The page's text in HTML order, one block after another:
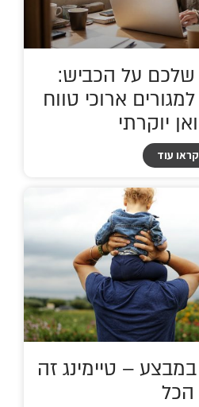
על הכביש:
ארוכי טווח
יוקרתי
קראו עוד
– טיימינג זה
הכל